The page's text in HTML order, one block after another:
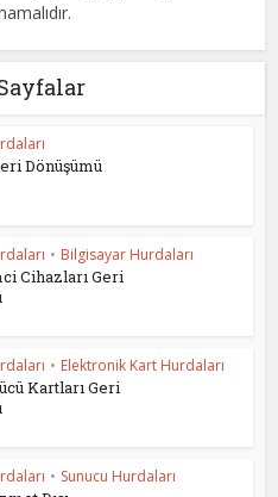
Dönüşümü
• Bilgisayar Hurdaları
Cihazları Geri
• Elektronik Kart Hurdaları
Kartları Geri
• Sunucu Hurdaları